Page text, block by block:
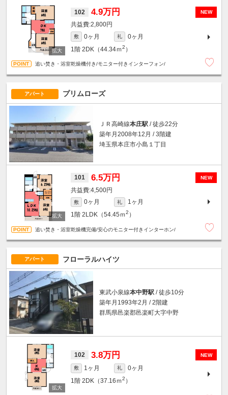
NEW
102 4.9万円
2,800円
敷 0ヶ月 礼
0ヶ月
1階 2DK（44.34ｍ2 ）
追い焚き・浴室乾燥機付き/モニター付きインターフォン/
アパート プリムローズ
ＪＲ高崎線本庄駅 / 徒歩22分
築年月2008年12月 / 3階建
埼玉県本庄市小島１丁目
NEW
101 6.5万円
4,500円
敷 0ヶ月 礼
1ヶ月
1階 2LDK（54.45ｍ2 ）
追い焚き・浴室乾燥機完備/安心のモニター付きインターホン/
アパート フローラルハイツ
東武小泉線本中野駅 / 徒歩10分
築年月1993年2月 / 2階建
群馬県邑楽郡邑楽町大字中野
NEW
102 3.8万円
敷 1ヶ月 礼
0ヶ月
1階 2DK（37.16ｍ2 ）